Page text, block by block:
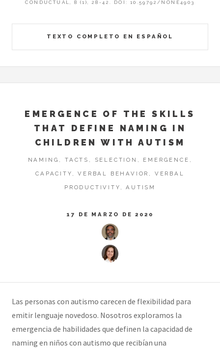
TEXTO COMPLETO EN ESPAÑOL
CONDUCTUAL, 8 (1), 28-42. DOI: 10.59792/NONE4903
EMERGENCE OF THE SKILLS
THAT DEFINE NAMING IN
CHILDREN WITH AUTISM
NAMING, TACTS, SELECTION, EMERGENCE,
CAPACITY, VERBAL BEHAVIOR, VERBAL
PRODUCTIVITY, AUTISM
17 DE MARZO DE 2020
Las personas con autismo carecen de flexibilidad para
emitir lenguaje novedoso. Nosotros exploramos la
emergencia de habilidades que definen la capacidad de
naming en niños con autismo que recibían una